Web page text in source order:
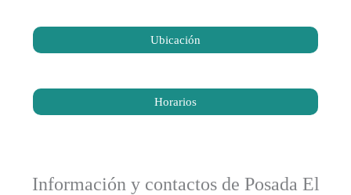
Ubicación
Horarios
Información y contactos de Posada El